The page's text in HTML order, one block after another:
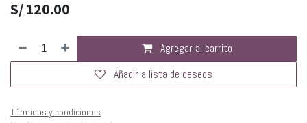
S/120.00
Agregar al carrito
Añadir a lista de deseos
Términos y condiciones